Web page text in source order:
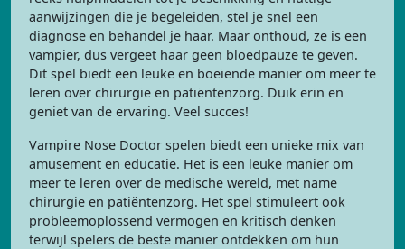
aanwijzingen die je begeleiden, stel je snel een
diagnose en behandel je haar. Maar onthoud, ze is een
vampier, dus vergeet haar geen bloedpauze te geven.
Dit spel biedt een leuke en boeiende manier om meer te
leren over chirurgie en patiëntenzorg. Duik erin en
geniet van de ervaring. Veel succes!
Vampire Nose Doctor spelen biedt een unieke mix van
amusement en educatie. Het is een leuke manier om
meer te leren over de medische wereld, met name
chirurgie en patiëntenzorg. Het spel stimuleert ook
probleemoplossend vermogen en kritisch denken
terwijl spelers de beste manier ontdekken om hun